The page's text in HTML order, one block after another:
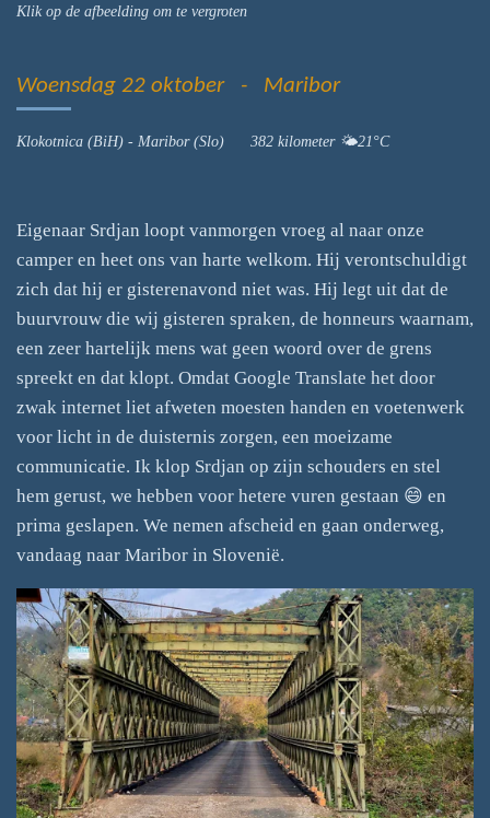
Klik op de afbeelding om te vergroten
Woensdag 22 oktober - Maribor
Klokotnica (BiH) - Maribor (Slo) 382 kilometer 🌤21°C
Eigenaar Srdjan loopt vanmorgen vroeg al naar onze
camper en heet ons van harte welkom. Hij verontschuldigt
zich dat hij er gisterenavond niet was. Hij legt uit dat de
buurvrouw die wij gisteren spraken, de honneurs waarnam,
een zeer hartelijk mens wat geen woord over de grens
spreekt en dat klopt. Omdat Google Translate het door
zwak internet liet afweten moesten handen en voetenwerk
voor licht in de duisternis zorgen, een moeizame
communicatie. Ik klop Srdjan op zijn schouders en stel
hem gerust, we hebben voor hetere vuren gestaan 😄 en
prima geslapen. We nemen afscheid en gaan onderweg,
vandaag naar Maribor in Slovenië.